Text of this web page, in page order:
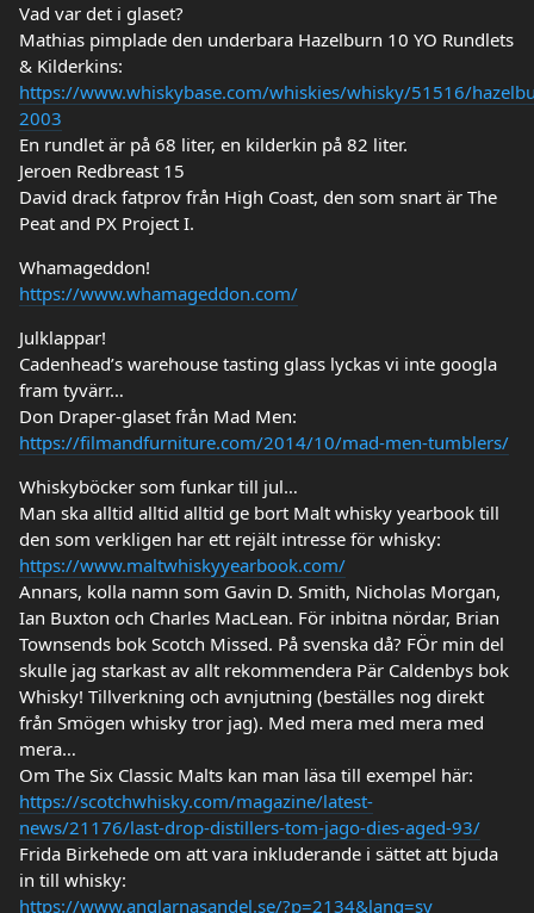
Vad var det i glaset?
Mathias pimplade den underbara Hazelburn 10 YO Rundlets
& Kilderkins:
https://www.whiskybase.com/whiskies/whisky/51516/
2003
En rundlet är på 68 liter, en kilderkin på 82 liter.
Jeroen Redbreast 15
David drack fatprov från High Coast, den som snart är The
Peat and PX Project I.
Whamageddon!
https://www.whamageddon.com/
Julklappar!
Cadenhead’s warehouse tasting glass lyckas vi inte googla
fram tyvärr…
Don Draper-glaset från Mad Men:
https://filmandfurniture.com/2014/10/mad-men-tumblers/
Whiskyböcker som funkar till jul…
Man ska alltid alltid alltid ge bort Malt whisky yearbook till
den som verkligen har ett rejält intresse för whisky:
https://www.maltwhiskyyearbook.com/
Annars, kolla namn som Gavin D. Smith, Nicholas Morgan,
Ian Buxton och Charles MacLean. För inbitna nördar, Brian
Townsends bok Scotch Missed. På svenska då? FÖr min del
skulle jag starkast av allt rekommendera Pär Caldenbys bok
Whisky! Tillverkning och avnjutning (beställes nog direkt
från Smögen whisky tror jag). Med mera med mera med
mera…
Om The Six Classic Malts kan man läsa till exempel här:
https://scotchwhisky.com/magazine/latest-
news/21176/last-drop-distillers-tom-jago-dies-aged-93/
Frida Birkehede om att vara inkluderande i sättet att bjuda
in till whisky:
https://www.anglarnasandel.se/?p=2134&lang=sv